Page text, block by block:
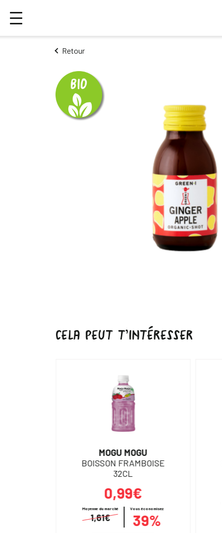
Retour
CELA PEUT T’INTÉRESSER
MOGU MOGU
BOISSON FRAMBOISE
32CL
0,99€
Moyenne du marché
1,61€
Vous économisez
39%